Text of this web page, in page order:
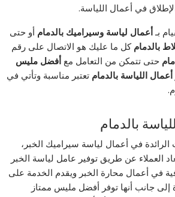
في أعمال اللياسة.
بـأعمال لياسة وسيراميك بالدمام أو حتى
بالدمام كل ما عليك هو الاتصال على رقم
حتى تتمكن من التعامل معأفضل مليس
اللياسة بالدمام تعتبر مناسبة وتأتي في
بالدمام
في أعمال لياسة سيراميك الخبر،
العملاء عن طريق توفير عامل لياسة الخبر
في أعمال محارة الخبر ويقدم الخدمة على
جانب أنها توفر أفضل مليس ممتاز